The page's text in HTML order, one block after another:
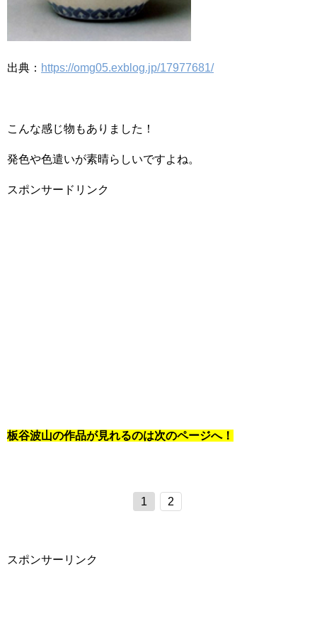
出典： https://omg05.exblog.jp/17977681/
こんな感じ物もありました！
発色や色遣いが素晴らしいですよね。
スポンサードリンク
板谷波山の作品が見れるのは次のページへ！
1 2
スポンサーリンク